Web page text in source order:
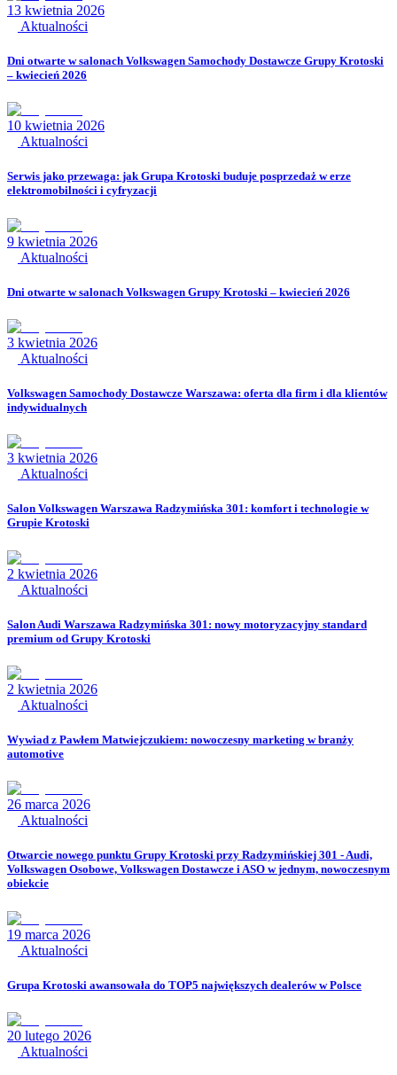
13 kwietnia 2026
Aktualności
Dni otwarte w salonach Volkswagen Samochody Dostawcze Grupy Krotoski
– kwiecień 2026
10 kwietnia 2026
Aktualności
Serwis jako przewaga: jak Grupa Krotoski buduje posprzedaż w erze
elektromobilności i cyfryzacji
9 kwietnia 2026
Aktualności
Dni otwarte w salonach Volkswagen Grupy Krotoski – kwiecień 2026
3 kwietnia 2026
Aktualności
Volkswagen Samochody Dostawcze Warszawa: oferta dla firm i dla klientów
indywidualnych
3 kwietnia 2026
Aktualności
Salon Volkswagen Warszawa Radzymińska 301: komfort i technologie w
Grupie Krotoski
2 kwietnia 2026
Aktualności
Salon Audi Warszawa Radzymińska 301: nowy motoryzacyjny standard
premium od Grupy Krotoski
2 kwietnia 2026
Aktualności
Wywiad z Pawłem Matwiejczukiem: nowoczesny marketing w branży
automotive
26 marca 2026
Aktualności
Otwarcie nowego punktu Grupy Krotoski przy Radzymińskiej 301 - Audi,
Volkswagen Osobowe, Volkswagen Dostawcze i ASO w jednym, nowoczesnym
obiekcie
19 marca 2026
Aktualności
Grupa Krotoski awansowała do TOP5 największych dealerów w Polsce
20 lutego 2026
Aktualności